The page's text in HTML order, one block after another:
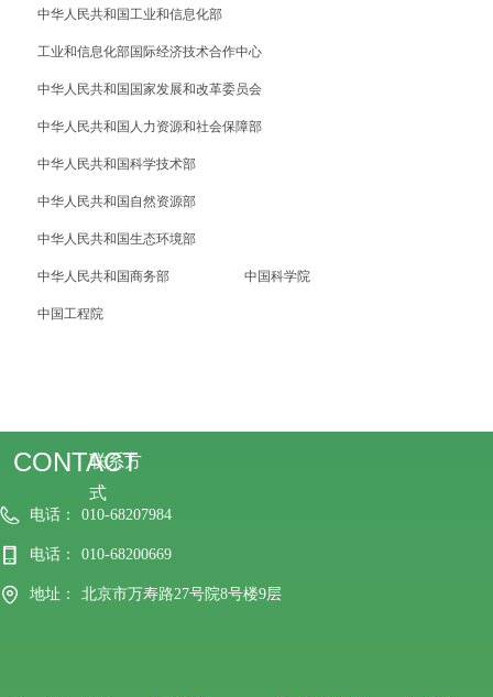
CONTACT
联系方
式
电话： 010-68207984
电话： 010-68200669
地址： 北京市万寿路27号院8号楼9层
中华人民共和国工业和信息化部
工业和信息化部国际经济技术合作中心
中华人民共和国国家发展和改革委员会
中华人民共和国人力资源和社会保障部
中华人民共和国科学技术部
中华人民共和国自然资源部
中华人民共和国生态环境部
中华人民共和国商务部 中国科学院
中国工程院